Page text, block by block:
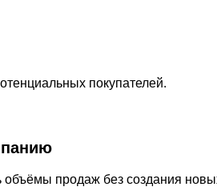
покупателей.
продаж без создания